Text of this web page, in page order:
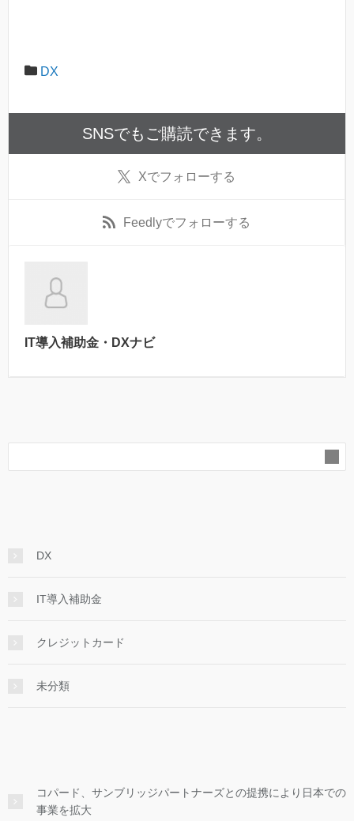
DX
SNSでもご購読できます。
Xでフォローする
Feedlyでフォローする
IT導入補助金・DXナビ
DX
IT導入補助金
クレジットカード
未分類
コパード、サンブリッジパートナーズとの提携により日本での
事業を拡大